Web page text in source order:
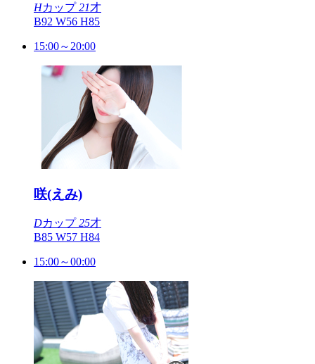
Hカップ21才
B92 W56 H85
15:00～20:00
咲(えみ)
Dカップ25才
B85 W57 H84
15:00～00:00